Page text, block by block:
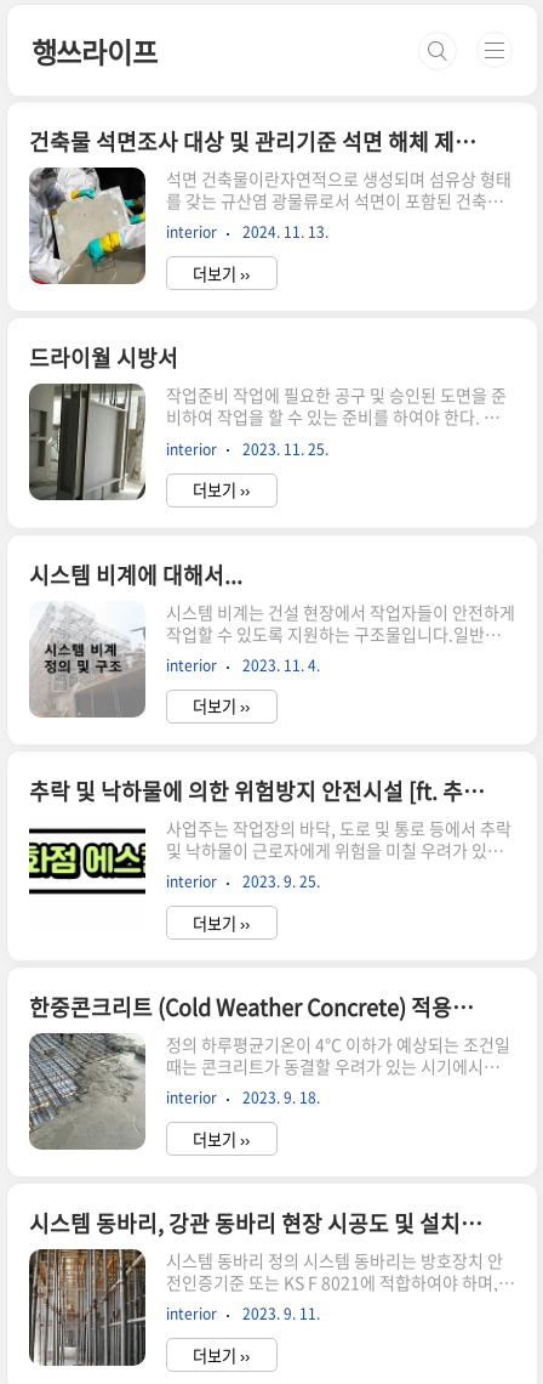
행쓰라이프
건축물 석면조사 대상 및 관리기준 석면 해체 제거 작업 시 준수사항
석면 건축물이란자연적으로 생성되며 섬유상 형태
를 갖는 규산염 광물류로서 석면이 포함된 건축물
을 말하며,이에 대한 기준, 관리기준 및 비산 정도
측정을 철저히 지켜야 한다 석면건축물의 기준· 석
면 건축자재가 사용된 면적의 합이 50㎡ 이상인 건
축물· 석면 건축자재를 사용한 건축물 - 건축자재
면이 1% 초과하여 함유된 건축자재석면 건축물의
관리기준· 석면건축물의 소유자는 석면건축물안
전관리인을 지정하여 석면건축물을 관리할 것· 석
면건축물의 소유자는 석면건축물에 대하여 6개월
마다 석면건축물의 손상상태 및 석면의 비산 가능
성 등을조사하여 필요한 조치를 할 것· 석면건축물
의 소유자는 실내공기 중 석면농..
interior 2024. 11. 13.
더보기 ››
드라이월 시방서
작업준비 작업에 필요한 공구 및 승인된 도면을 준
비하여 작업을 할 수 있는 준비를 하여야 한다. 먹매
김 승인된 SHOP DRAWING에 의하여 벽체의 마감
끝선을 기준으로 하여 STEEL CLADDING의 두께
및 보드의 두께,RUNNER의 두께에 따라 상하부에
먹매김을 하여야 하며, 각종 개구부의 위치도 명확
라서 바람이 심하게 부는 날에는작업을 하지 않는
것이 좋다. 골조 설치 RUNNER 설치먹메김 선에
따라 상부 및 하부에 RUNNER를 고정한다. 이때
고정방법은 타정못을 사용하여 600mm 이내로 고
정한다.특히 작업원의 왕래가 많은 곳이나 기계의
반입을 하는 곳은 찌그러질 우려가 있으므로 보양
을 하여야 ..
interior 2023. 11. 25.
더보기 ››
시스템 비계에 대해서...
시스템 비계는 건설 현장에서 작업자들이 안전하게
작업할 수 있도록 지원하는 구조물입니다.일반적
으로 비계는 건물의 외부나 내부에서 작업을 수행
할 때 필요한 플랫폼을 제공하며, 작업자들이 높은
곳에서안전하게 작업할 수 있도록 돕습니다.정
의 수직재, 수평재, 가새재 등 각각의 부재를 공장
여 작업할 수 있도록 설치하는 작업대를 지지하는
가설 구조물을 말한다.시스템비계의 구조수직재·
수직재와 수평재는 직교되게 설치, 체결 후 흔들림
이 없을 것 · 수직재를 연약 지반에 설치할 경우에
는 수직하중에 견딜 수 있도록 지반을 다지고 두께
45mm 이상의 깔목을 소요폭 이상으로 설치하거
나, 콘크리트, 강재표면 및 단단한 아스팔트 ..
interior 2023. 11. 4.
더보기 ››
추락 및 낙하물에 의한 위험방지 안전시설 [ft. 추락방호망, 낙하물방지망]
사업주는 작업장의 바닥, 도로 및 통로 등에서 추락
및 낙하물이 근로자에게 위험을 미칠 우려가 있는
경우 보호망을 설치하는 등 필요한 조치를 하여야
한다. 추락에 의한 위험방지 안전시설 [KCS 21 70
10] 추락 방호망고소 작업 중 근로자의 추락 및 물
체의 낙하를 방지하기 위하여 수평으로 설치하는
추락 방호망은 KS F 8082에 적합할 것. 다만, 테두
리로프를 섬유로프가 아닌 와이어로프로 하는 경우
에는 인장강도가 15kN 이상· 설치 높이는 10m를
초과금지· 처짐은 추락 방호망의 짧은 변 길이의
12% ~ 18%· 추락 방호망의 길이 및 나비가 3m
이내마다 달기로프로 결속· 추락 방호망의 ..
interior 2023. 9. 25.
더보기 ››
한중콘크리트 (Cold Weather Concrete) 적용범위
정의 하루평균기온이 4℃ 이하가 예상되는 조건일
때는 콘크리트가 동결할 우려가 있는 시기에시공되
는 콘크리트를 말한다. 체적팽창 Mechansm재료
및 배합 · 포틀랜드 시멘트를 사용하는 것을 표준·
골재가 동결되어 있거나 골재에 빙설이 혼입 되어
있는 골재 사용 금지· 재료 가열은 물 또는 골재를
해 저감 및 방지를 위하여 되도록 적게· 물-결합재
비는 원칙적으로 60% 이하· 거푸집은보온성이 좋
은 것을 사용 시공 · 콘크리트의 운반은 열량의 손
실을 가능한 한 줄이도록 시행· 타설할 때의 콘크
리트 온도는 5~ 20℃의 범위· 기상 조건이 가혹한
트의 최저온도는 1..
interior 2023. 9. 18.
더보기 ››
시스템 동바리, 강관 동바리 현장 시공도 및 설치기준
시스템 동바리 정의 시스템 동바리는 방호장치 안
전인증기준 또는 KS F 8021에 적합하여야 하며,
수직재, 수평재, 가새재, 연결조인트 및 트러스 등
의 각각의 부재를 현장에서 조립하여 사용하는 조
립형 동바리 부재를 말한다. 현장시공도시스템 동
바리 설치기준 1. 지주 형식 동바리 · 구조계산에
interior 2023. 9. 11.
더보기 ››